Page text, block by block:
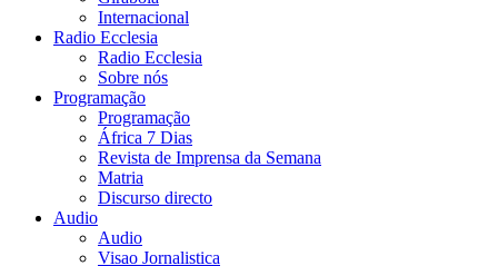
Internacional
Radio Ecclesia
Radio Ecclesia
Sobre nós
Programação
Programação
África 7 Dias
Revista de Imprensa da Semana
Matria
Discurso directo
Audio
Audio
Visao Jornalistica